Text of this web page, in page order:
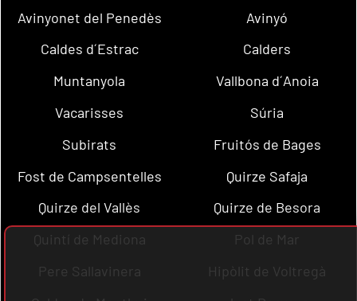
Avinyonet del Penedès
Avinyó
Caldes d´Estrac
Calders
Muntanyola
Vallbona d´Anoia
Vacarisses
Súria
Subirats
Fruitós de Bages
Fost de Campsentelles
Quirze Safaja
Quirze del Vallès
Quirze de Besora
Quintí de Mediona
Pol de Mar
Pere Sallavinera
Hipòlit de Voltregà